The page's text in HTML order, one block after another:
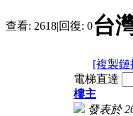
查看: 2618|回復: 0台
[複製鏈
電梯直達
樓主
發表於